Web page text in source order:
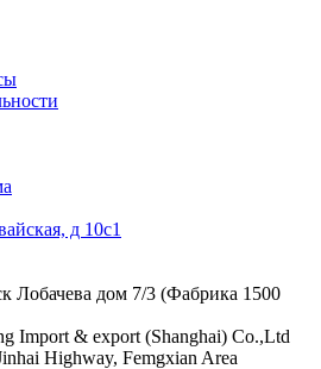
д 10с1
Лобачева дом 7/3 (Фабрика 1500
Import & export (Shanghai) Co.,Ltd
Highway, Femgxian Area